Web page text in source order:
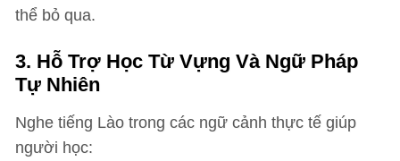
thể bỏ qua.
3. Hỗ Trợ Học Từ Vựng Và Ngữ Pháp
Tự Nhiên
Nghe tiếng Lào trong các ngữ cảnh thực tế giúp
người học: